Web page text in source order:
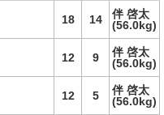
18 14
伴 啓太
(56.0kg)
12 9
伴 啓太
(56.0kg)
12 5
伴 啓太
(56.0kg)